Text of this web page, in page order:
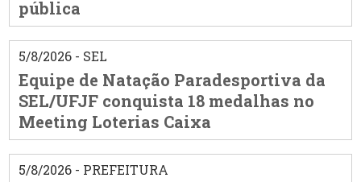
pública
5/8/2026 - SEL
Equipe de Natação Paradesportiva da
SEL/UFJF conquista 18 medalhas no
Meeting Loterias Caixa
5/8/2026 - PREFEITURA